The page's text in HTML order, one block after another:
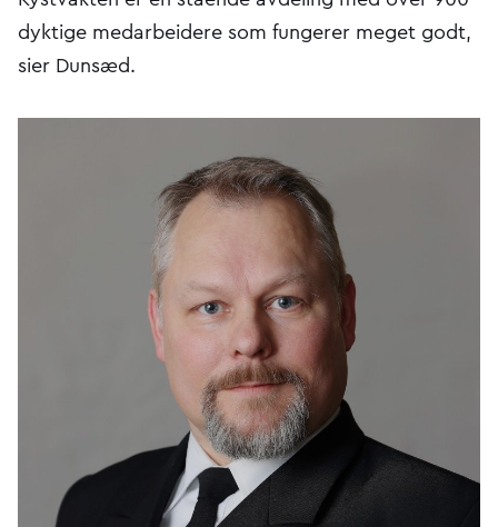
dyktige medarbeidere som fungerer meget godt,
sier Dunsæd.